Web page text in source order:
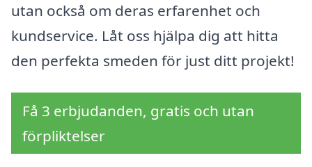
utan också om deras erfarenhet och
kundservice. Låt oss hjälpa dig att hitta
den perfekta smeden för just ditt projekt!
Få 3 erbjudanden, gratis och utan
förpliktelser